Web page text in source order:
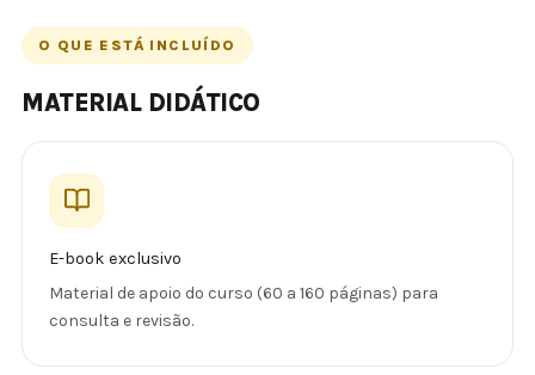
O QUE ESTÁ INCLUÍDO
MATERIAL DIDÁTICO
E-book exclusivo
Material de apoio do curso (60 a 160 páginas) para
consulta e revisão.